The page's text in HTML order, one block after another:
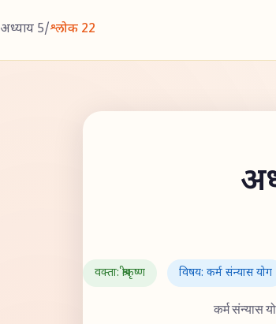
अध्याय 5/श्लोक 22
वक्ता: श्रीकृष्ण विषय: कर्म संन्यास योग
कर्म संन्यास